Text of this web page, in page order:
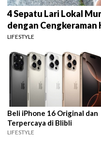
4 Sepatu Lari Lokal
dengan Cengkeraman
LIFESTYLE
Beli iPhone 16 Original dan
Terpercaya di Blibli
LIFESTYLE